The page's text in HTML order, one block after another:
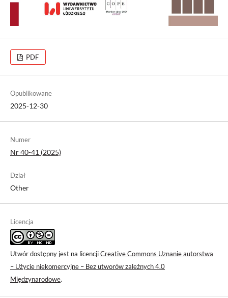
PDF
Opublikowane
2025-12-30
Numer
Nr 40-41 (2025)
Dział
Other
Licencja
Utwór dostępny jest na licencjiCreative Commons Uznanie autorstwa
– Użycie niekomercyjne – Bez utworów zależnych 4.0
Międzynarodowe.